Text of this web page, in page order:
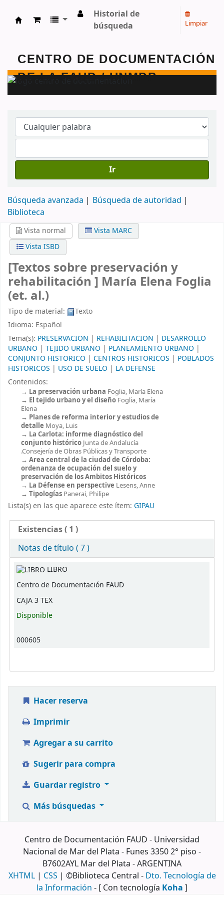
Centro de Documentación - FAUD - Unmdp -
Historial de
búsqueda
Limpiar
Ir
Búsqueda avanzada
Búsqueda de autoridad
Biblioteca
Vista normal
Vista MARC
Vista ISBD
[Textos sobre preservación y
rehabilitación ] María Elena Foglia
(et. al.)
Tipo de material:
Texto
Idioma: Español
Tema(s): PRESERVACION | REHABILITACION | DESARROLLO
URBANO | TEJIDO URBANO | PLANEAMIENTO URBANO |
CONJUNTO HISTORICO | CENTROS HISTORICOS | POBLADOS
HISTORICOS | USO DE SUELO | LA DEFENSE
Contenidos:
La preservación urbana Foglia, María Elena
El tejido urbano y el diseño Foglia, María
Elena
Planes de reforma interior y estudios de
detalle Moya, Luis
La Carlota: informe diagnóstico del
conjunto histórico Junta de Andalucía
.Consejería de Obras Públicas y Transporte
Area central de la ciudad de Córdoba:
ordenanza de ocupación del suelo y
preservación de los Ambitos Históricos
La Défense en perspective Lesens, Anne
Tipologías Panerai, Philipe
Lista(s) en las que aparece este ítem: GIPAU
Existencias( 1 )
Notas de título ( 7 )
ExistenciasLIBRO
Centro de Documentación FAUD
CAJA 3 TEX
Disponible
000605
Hacer reserva
Imprimir
Agregar a su carrito
Sugerir para compra
Guardar registro
Más búsquedas
Centro de Documentación FAUD - Universidad
Nacional de Mar del Plata - Funes 3350 2° piso -
B7602AYL Mar del Plata - ARGENTINA
XHTML| CSS | ©Biblioteca Central - Dto. Tecnología de
la Información - [ Con tecnología Koha ]